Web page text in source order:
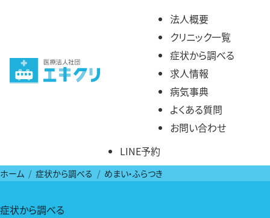
プ
法人概要
クリニック一覧
症状から調べる
求人情報
病気事典
よくある質問
お問い合わせ
LINE予約
ホーム 症状から調べる めまい・ふらつき
症状から調べる